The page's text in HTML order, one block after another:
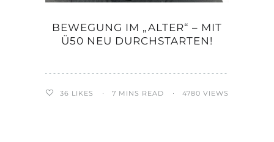
BEWEGUNG IM „ALTER“ – MIT
Ü50 NEU DURCHSTARTEN!
36 LIKES 7 MINS READ 4780 VIEWS